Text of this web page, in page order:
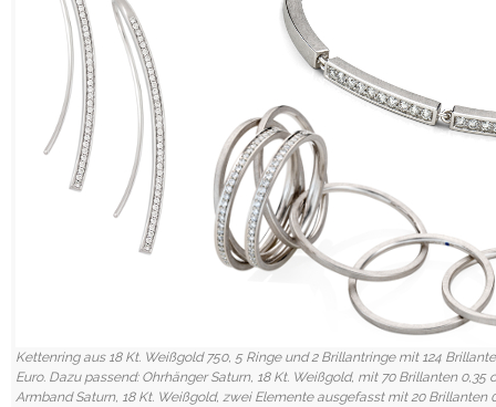
Kettenring aus 18 Kt. Weißgold 750, 5 Ringe und 2 Brillantringe mit 124
Euro. Dazu passend: Ohrhänger Saturn, 18 Kt. Weißgold, mit 70 Brillanten 0,35
Armband Saturn, 18 Kt. Weißgold, zwei Elemente ausgefasst mit 20 Brillanten